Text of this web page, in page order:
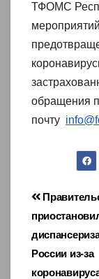
ТФОМС
обращения
почту
по
России из-за